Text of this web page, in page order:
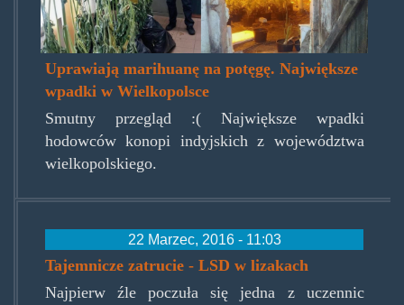
Uprawiają marihuanę na potęgę. Największe
wpadki w Wielkopolsce
Smutny przegląd :( Największe wpadki
hodowców konopi indyjskich z województwa
wielkopolskiego.
22 Marzec, 2016 - 11:03
Tajemnicze zatrucie - LSD w lizakach
Najpierw źle poczuła się jedna z uczennic